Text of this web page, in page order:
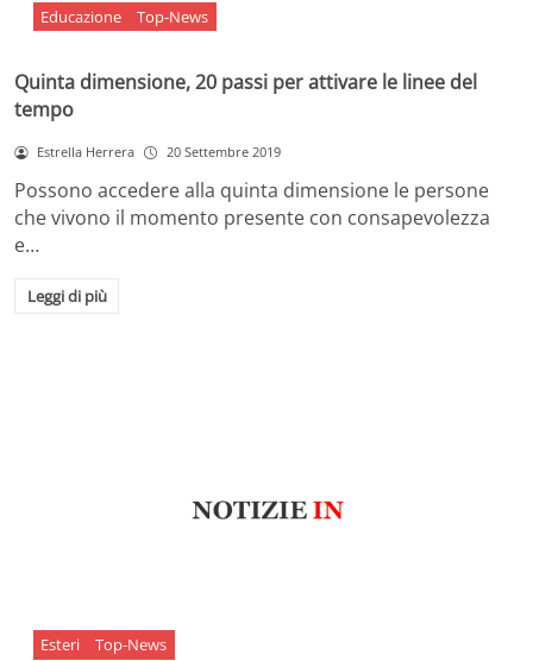
Educazione Top-News
Quinta dimensione, 20 passi per attivare le linee del
tempo
Estrella Herrera 20 Settembre 2019
Possono accedere alla quinta dimensione le persone
che vivono il momento presente con consapevolezza
e…
Leggi di più
Esteri Top-News